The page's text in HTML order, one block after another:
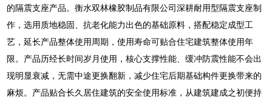
的隔震支座产品。衡水双林橡胶制品有限公司深耕耐用型隔震支座制
作，选用质地稳固、抗老化能力出色的基础原料，搭配稳定成型工
艺，延长产品整体使用周期，使用寿命可贴合住宅建筑整体使用年
限。产品历经长时间岁月使用，核心支撑性能、缓冲防震性能不会出
现明显衰减，无需中途更换翻新，减少住宅后期基础构件更换带来的
麻烦。产品贴合长久居住建筑的安全使用标准，从建筑建成之初便持